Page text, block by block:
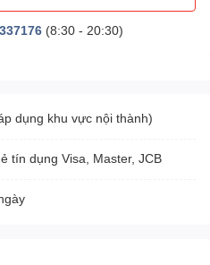
(8:30 - 20:30)
dụng khu vực nội thành)
tín dụng Visa, Master, JCB